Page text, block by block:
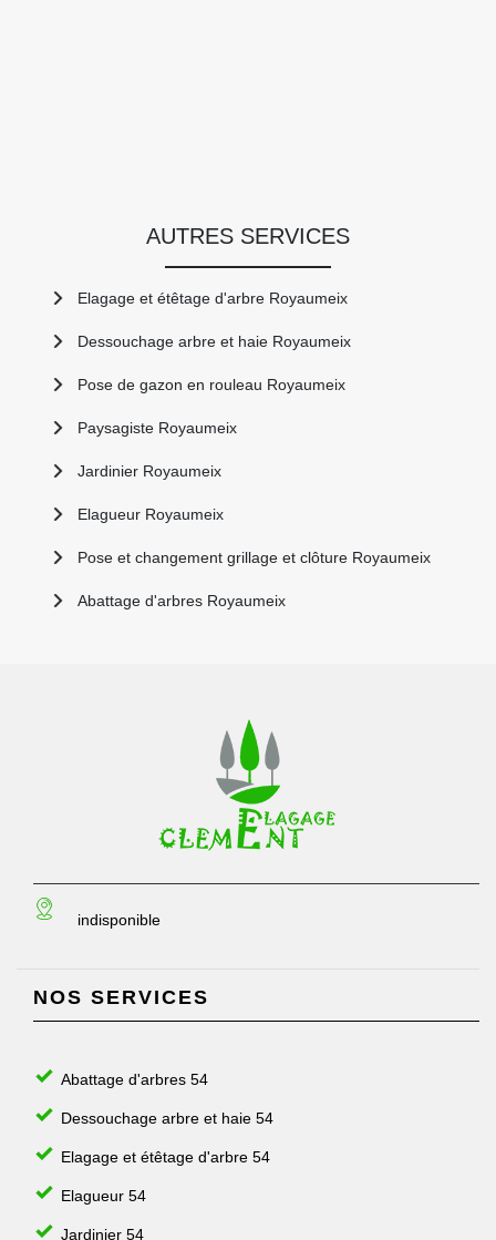
AUTRES SERVICES
Elagage et étêtage d'arbre Royaumeix
Dessouchage arbre et haie Royaumeix
Pose de gazon en rouleau Royaumeix
Paysagiste Royaumeix
Jardinier Royaumeix
Elagueur Royaumeix
Pose et changement grillage et clôture Royaumeix
Abattage d'arbres Royaumeix
indisponible
NOS SERVICES
Abattage d'arbres 54
Dessouchage arbre et haie 54
Elagage et étêtage d'arbre 54
Elagueur 54
Jardinier 54